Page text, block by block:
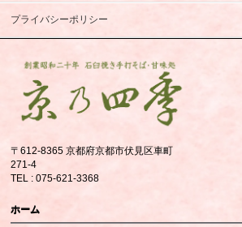
プライバシーポリシー
〒612-8365 京都府京都市伏見区車町
271-4
TEL : 075-621-3368
ホーム